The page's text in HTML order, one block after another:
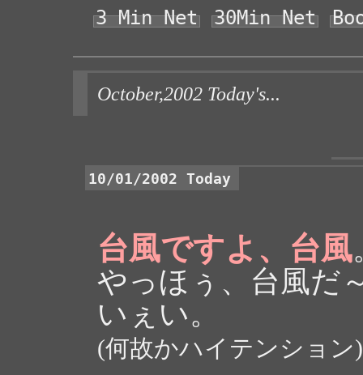
3 Min Net 30Min Net
October,2002 Today's...
10/01/2002 Today
台風ですよ、台風
やっほぅ、台風だ
いぇい。
(何故かハイテンション)